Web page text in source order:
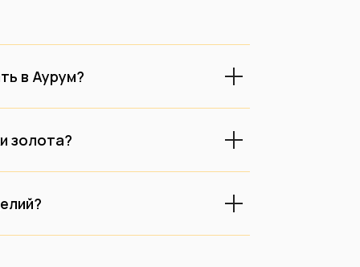
в Аурум?
золота?